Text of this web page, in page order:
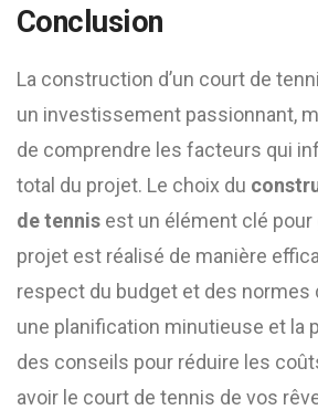
Conclusion
La construction d’un court de
un investissement passionnant,
de comprendre les facteurs qui
total du projet. Le choix du
de tennis est un élément clé pour
projet est réalisé de manière
respect du budget et des normes
une planification minutieuse et la
des conseils pour réduire les
avoir le court de tennis de vos